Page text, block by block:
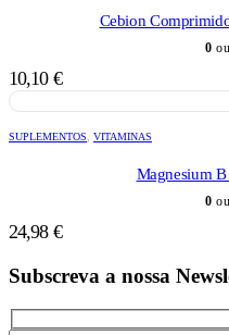
Cebion
0
10,10 €
SUPLEMENTOS, VITAMINAS
Magnesium
0
24,98 €
Subscreva a nossa